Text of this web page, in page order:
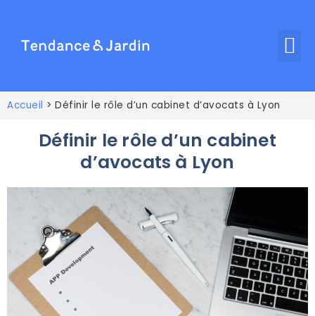
Accueil > Définir le rôle d’un cabinet d’avocats à Lyon
Définir le rôle d’un cabinet
d’avocats à Lyon